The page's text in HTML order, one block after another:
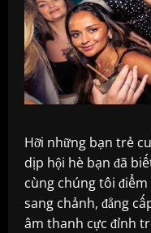
Hỡi những bạn trẻ
dịp hội hè bạn đã
cùng chúng tôi
sang chảnh, đẳng
âm thanh cực đỉnh